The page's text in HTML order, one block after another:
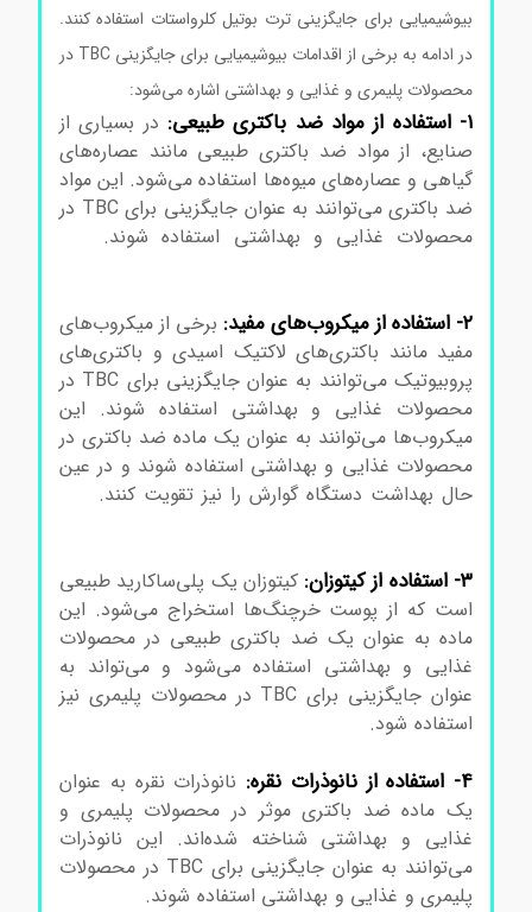
بیوشیمیایی برای جایگزینی ترت بوتیل کلرواستات استفاده کنند.
در ادامه به برخی از اقدامات بیوشیمیایی برای جایگزینی TBC در
محصولات پلیمری و غذایی و بهداشتی اشاره می‌شود:
در بسیاری از
صنایع، از مواد ضد باکتری طبیعی مانند عصاره‌های
گیاهی و عصاره‌های میوه‌ها استفاده می‌شود. این مواد
ضد باکتری می‌توانند به عنوان جایگزینی برای TBC در
محصولات غذایی و بهداشتی استفاده شوند.ترت
برخی از میکروب‌های
مفید مانند باکتری‌های لاکتیک اسیدی و باکتری‌های
پروبیوتیک می‌توانند به عنوان جایگزینی برای TBC در
محصولات غذایی و بهداشتی استفاده شوند. این
میکروب‌ها می‌توانند به عنوان یک ماده ضد باکتری در
محصولات غذایی و بهداشتی استفاده شوند و در عین
حال بهداشت دستگاه گوارش را نیز تقویت کنند.ترت
کیتوزان یک پلی‌ساکارید طبیعی
است که از پوست خرچنگ‌ها استخراج می‌شود. این
ماده به عنوان یک ضد باکتری طبیعی در محصولات
غذایی و بهداشتی استفاده می‌شود و می‌تواند به
عنوان جایگزینی برای TBC در محصولات پلیمری نیز
استفاده شود.ترت بوتیل کلرواستات سیگماآلدریچترت
نانوذرات نقره به عنوان
یک ماده ضد باکتری موثر در محصولات پلیمری و
غذایی و بهداشتی شناخته شده‌اند. این نانوذرات
می‌توانند به عنوان جایگزینی برای TBC در محصولات
پلیمری و غذایی و بهداشتی استفاده شوند.ترت بوتیل